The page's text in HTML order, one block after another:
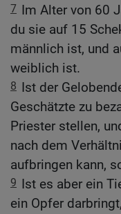
7 Im Alter von 60
du sie auf 15
männlich ist, und
weiblich ist.
8 Ist der
Geschätzte zu
Priester stellen,
nach dem
aufbringen kann,
9 Ist es aber ein
ein Opfer